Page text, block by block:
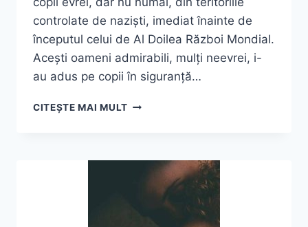
controlate de naziști, imediat înainte de
începutul celui de Al Doilea Război Mondial.
Acești oameni admirabili, mulți neevrei, i-
au adus pe copii în siguranță…
CITEȘTE MAI MULTMIKE
COPIII!
NEȘTIUȚI